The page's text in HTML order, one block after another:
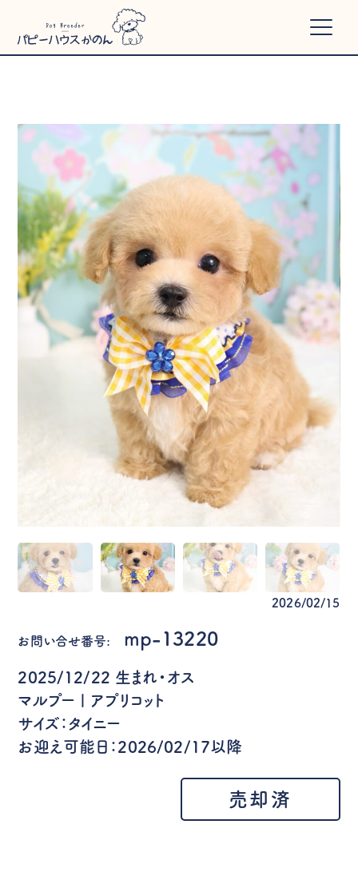
2026/02/15
お問い合せ番号: mp-13220
2025/12/22 生まれ・オス
マルプー | アプリコット
サイズ：タイニー
お迎え可能日：2026/02/17以降
売却済